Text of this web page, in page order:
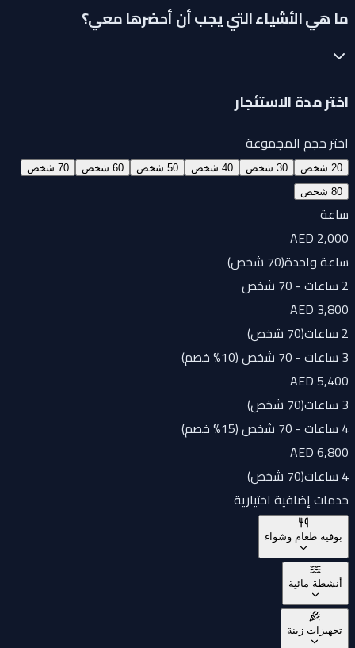
ما هي الأشياء التي يجب أن أحضرها معي؟
اختر مدة الاستئجار
اختر حجم المجموعة
20 شخص 30 شخص 40 شخص 50 شخص 60 شخص
70 شخص
80 شخص
ساعة
AED 2,000
ساعة واحدة(70 شخص
AED 3,800
(70 شخص
AED 5,400
(70 شخص
4 ساعات - 70 شخص (15% خصم)
AED 6,800
4 ساعات
(70 شخص
خدمات إضافية اختيارية
بوفيه طعام وشواء
أنشطة مائية
تجهيزات زينة